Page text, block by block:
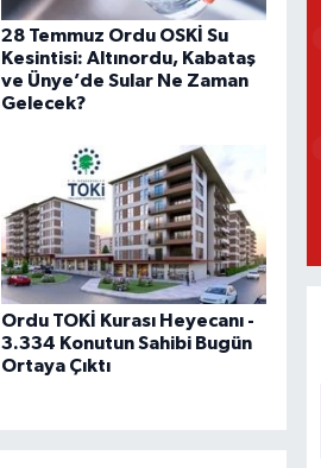
28 Temmuz Ordu OSKİ Su
Kesintisi: Altınordu, Kabataş
ve Ünye’de Sular Ne Zaman
Gelecek?
Ordu TOKİ Kurası Heyecanı -
3.334 Konutun Sahibi Bugün
Ortaya Çıktı